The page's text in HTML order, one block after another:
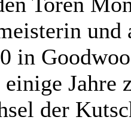
in
Jahre
der